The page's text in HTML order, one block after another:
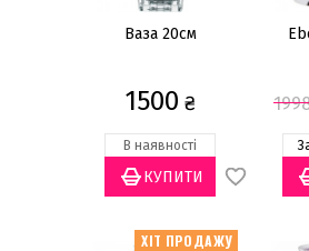
Ціна
Ваза 20см
1500 ₴
В наявності
ХІТ ПРОДАЖУ